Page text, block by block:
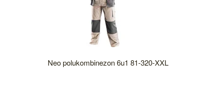
Neo polukombinezon 6u1 81-320-XXL